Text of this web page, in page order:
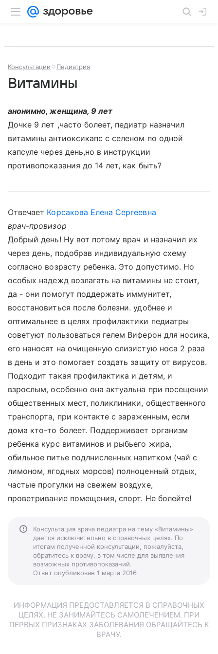
Консультации Педиатрия
Витамины
анонимно, женщина, 9 лет
Дочке 9 лет ,часто болеет, педиатр назначил
витамины антиоксикапс с селеном по одной
капсуле через день,но в инструкции
противопоказания до 14 лет, как быть?
Отвечает Корсакова Елена Сергеевна
врач-провизор
Добрый день! Ну вот потому врач и назначил их
через день, подобрав индивидуальную схему
согласно возрасту ребенка. Это допустимо. Но
особых надежд возлагать на витамины не стоит,
да - они помогут поддержать иммунитет,
восстановиться после болезни. удобнее и
оптимальнее в целях профилактики педиатры
советуют пользоваться гелем Виферон для носика,
его наносят на очищенную слизистую носа 2 раза
в день и это помогает создать защиту от вирусов.
Подходит такая профилактика и детям, и
взрослым, особенно она актуальна при посещении
общественных мест, поликлиники, общественного
транспорта, при контакте с зараженным, если
дома кто-то болеет. Поддерживает организм
ребенка курс витаминов и рыбьего жира,
обильное питье подлнисленных напитком (чай с
лимоном, ягодных морсов) полноценный отдых,
частые прогулки на свежем воздухе,
проветривание помещения, спорт. Не болейте!
Консультация врача педиатра на тему «Витамины»
дается исключительно в справочных целях. По
итогам полученной консультации, пожалуйста,
обратитесь к врачу, в том числе для выявления
возможных противопоказаний.
Ответ опубликован 1 марта 2016
ИНФОРМАЦИЯ ПРЕДОСТАВЛЯЕТСЯ В СПРАВОЧНЫХ
ЦЕЛЯХ. НЕ ЗАНИМАЙТЕСЬ САМОЛЕЧЕНИЕМ. ПРИ
ПЕРВЫХ ПРИЗНАКАХ ЗАБОЛЕВАНИЯ ОБРАЩАЙТЕСЬ К
ВРАЧУ.